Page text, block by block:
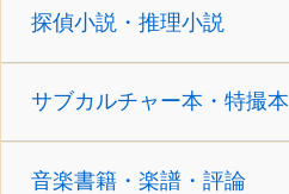
探偵小説・推理小説
サブカルチャー本・特撮本
音楽書籍・楽譜・評論